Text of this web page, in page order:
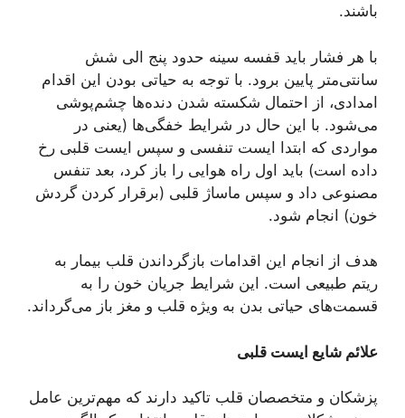
باشند.
با هر فشار باید قفسه سینه حدود پنج الی شش
سانتی‌متر پایین برود. با توجه به حیاتی بودن این اقدام
امدادی، از احتمال شکسته شدن دنده‌ها چشم‌پوشی
می‌شود. با این حال در شرایط خفگی‌ها (یعنی در
مواردی که ابتدا ایست تنفسی و سپس ایست قلبی رخ
داده است) باید اول راه هوایی را باز کرد، بعد تنفس
مصنوعی داد و سپس ماساژ قلبی (برقرار کردن گردش
خون) انجام شود.
هدف از انجام این اقدامات بازگرداندن قلب بیمار به
ریتم طبیعی است. این شرایط جریان خون را به
قسمت‌های حیاتی بدن به ویژه قلب و مغز باز می‌گرداند.
علائم شایع ایست قلبی
پزشکان و متخصصان قلب تاکید دارند که مهم‌ترین عامل